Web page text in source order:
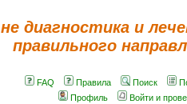
не диагностика и
правильного
FAQ Правила Поиск
Профиль
Войти и